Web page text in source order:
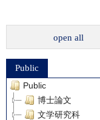
open all
Public
Public
博士論文
文学研究科